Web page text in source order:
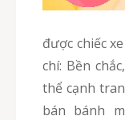
được chiếc
chí: Bền
thể cạnh
bán bánh